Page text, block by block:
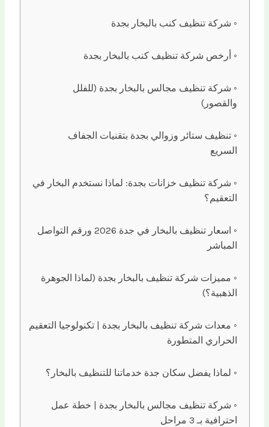
شركة تنظيف كنب بالبخار بجدة
أرخص شركة تنظيف كنب بالبخار بجدة
شركة تنظيف مجالس بالبخار بجدة (للفلل
والقصور)
تنظيف ستائر وزوالي بجدة بتقنيات الجفاف
السريع
شركة تنظيف خزانات بجدة: لماذا نستخدم البخار في
التعقيم؟
اسعار تنظيف بالبخار في جدة 2026 ورقم التواصل
المباشر
مميزات شركة تنظيف بالبخار بجدة (لماذا الجوهرة
الذهبية؟)
معدات شركة تنظيف بالبخار بجدة | تكنولوجيا التعقيم
الحراري المتطورة
لماذا يفضل سكان جدة خدماتنا للتنظيف بالبخار؟
شركة تنظيف مجالس بالبخار بجدة | خطة عمل
احترافية بـ 3 مراحل